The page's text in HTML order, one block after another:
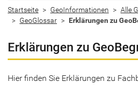
Startseite GeoInformationen
Alle
GeoGlossar
Erklärungen zu
Erklärungen zu
Hier finden Sie Erklärungen zu